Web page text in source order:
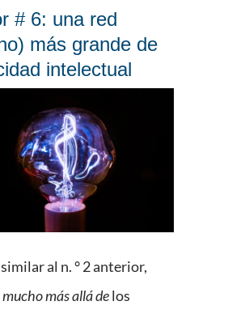
# 6: una red
más grande de
intelectual
al n. ° 2 anterior,
mucho más allá delos